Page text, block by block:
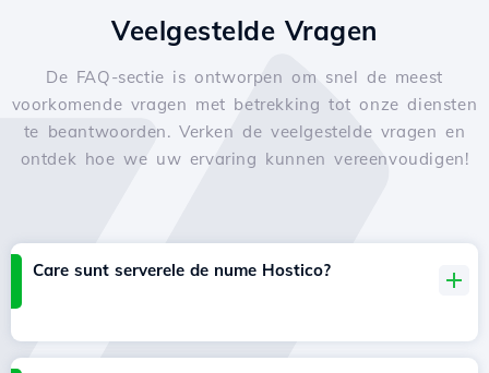
Veelgestelde Vragen
De FAQ-sectie is ontworpen om snel de meest
voorkomende vragen met betrekking tot onze diensten
te beantwoorden. Verken de veelgestelde vragen en
ontdek hoe we uw ervaring kunnen vereenvoudigen!
Care sunt serverele de nume Hostico?